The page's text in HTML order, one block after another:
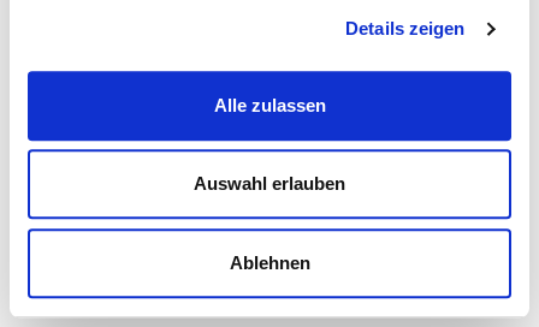
Details zeigen
Alle zulassen
Auswahl erlauben
Ablehnen